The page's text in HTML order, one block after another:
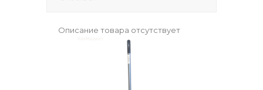
Описание товара отсутствует